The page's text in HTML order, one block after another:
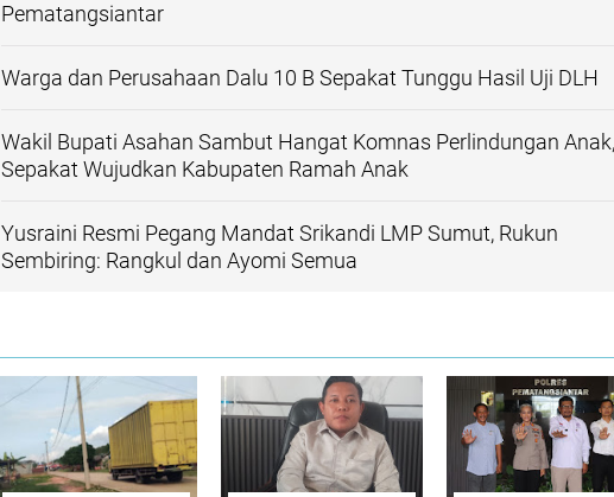
Pematangsiantar
Warga dan Perusahaan Dalu 10 B Sepakat Tunggu Hasil Uji DLH
Wakil Bupati Asahan Sambut Hangat Komnas Perlindungan Anak,
Sepakat Wujudkan Kabupaten Ramah Anak
Yusraini Resmi Pegang Mandat Srikandi LMP Sumut, Rukun
Sembiring: Rangkul dan Ayomi Semua